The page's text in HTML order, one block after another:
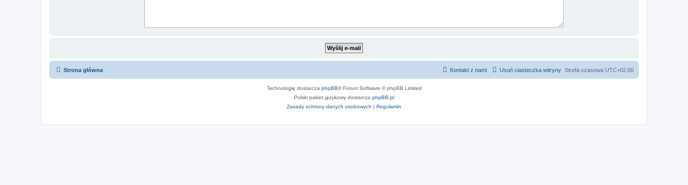
Strona główna Strefa czasowa UTC+02:00
Usuń ciasteczka witryny
Kontakt z nami
Technologię dostarcza phpBB® Forum Software © phpBB Limited
Polski pakiet językowy dostarcza phpBB.pl
Zasady ochrony danych osobowych | Regulamin